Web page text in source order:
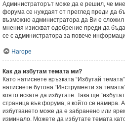
Администраторът може да е решил, че
форума се нуждаят от преглед преди да
възможно администратора да Ви е сложил
мнения изискват одобрение преди да
се с администратора за повече
Нагоре
Как да избутам темата ми?
Като натиснете връзката “Избутай
натиснете бутона “Инструменти за
която искате да избутате. Така ще
страница във форума, в който се намира.
избутването може да е забранено или
изминало. Можете да избутате темата